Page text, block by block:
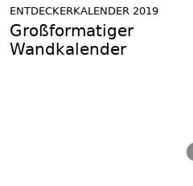
ENTDECKERKALENDER 2019
Großformatiger
Wandkalender